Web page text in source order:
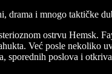
ostrvu Hemsk.
Već posle nekoliko
sporednih poslova i